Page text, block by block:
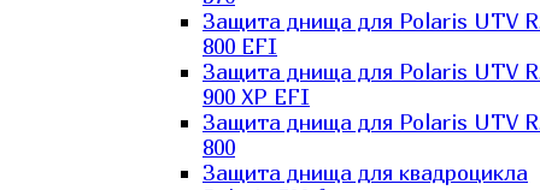
Защита днища для Polaris UTV
800 EFI
Защита днища для Polaris UTV
900 XP EFI
Защита днища для Polaris UTV
800
Защита днища для квадроцикла